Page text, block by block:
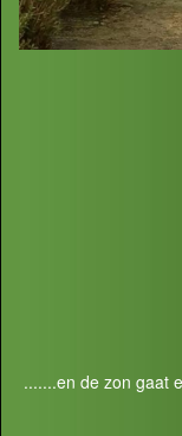
.......en de zon gaat